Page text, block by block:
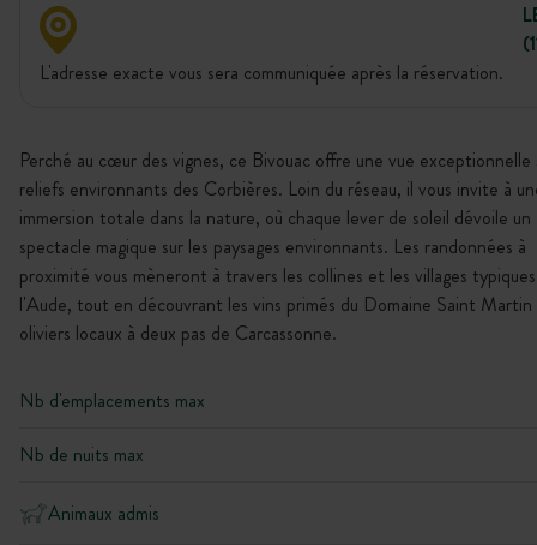
L'adresse exacte vous sera communiquée après la réservation.
Perché au cœur des vignes, ce Bivouac offre une vue exceptionnelle
reliefs environnants des Corbières. Loin du réseau, il vous invite à
immersion totale dans la nature, où chaque lever de soleil dévoile un
spectacle magique sur les paysages environnants. Les randonnées à
proximité vous mèneront à travers les collines et les villages
l'Aude, tout en découvrant les vins primés du Domaine Saint
oliviers locaux à deux pas de Carcassonne.
Nb d'emplacements max
Nb de nuits max
Animaux admis